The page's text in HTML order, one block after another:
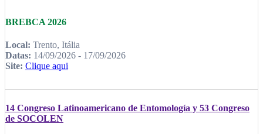
BREBCA 2026
Local: Trento, Itália
Datas: 14/09/2026 - 17/09/2026
Site: Clique aqui
14 Congreso Latinoamericano de Entomología y 53 Congreso
de SOCOLEN